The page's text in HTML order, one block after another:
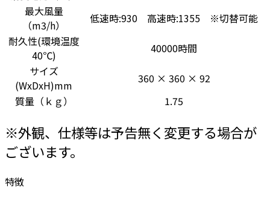
最大風量
（m3/h）
低速時:930 高速時:1355 ※切替可能
耐久性(環境温度
40℃)
40000時間
サイズ
(WxDxH)mm
360 × 360 × 92
質量（ｋｇ）
1.75
※外観、仕様等は予告無く変更する場合が
ございます。
特徴